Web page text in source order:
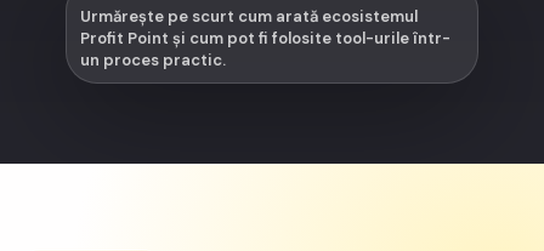
Urmărește pe scurt cum arată ecosistemul
Profit Point și cum pot fi folosite tool-urile într-
un proces practic.